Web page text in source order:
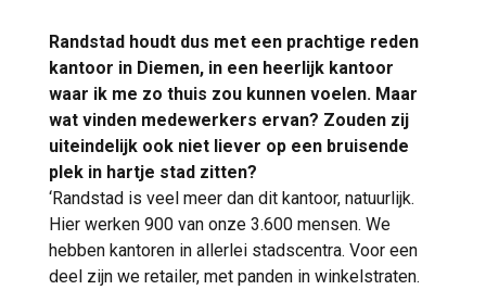
Randstad houdt dus met een prachtige reden
kantoor in Diemen, in een heerlijk kantoor
waar ik me zo thuis zou kunnen voelen. Maar
wat vinden medewerkers ervan? Zouden zij
uiteindelijk ook niet liever op een bruisende
plek in hartje stad zitten?
‘Randstad is veel meer dan dit kantoor, natuurlijk.
Hier werken 900 van onze 3.600 mensen. We
hebben kantoren in allerlei stadscentra. Voor een
deel zijn we retailer, met panden in winkelstraten.